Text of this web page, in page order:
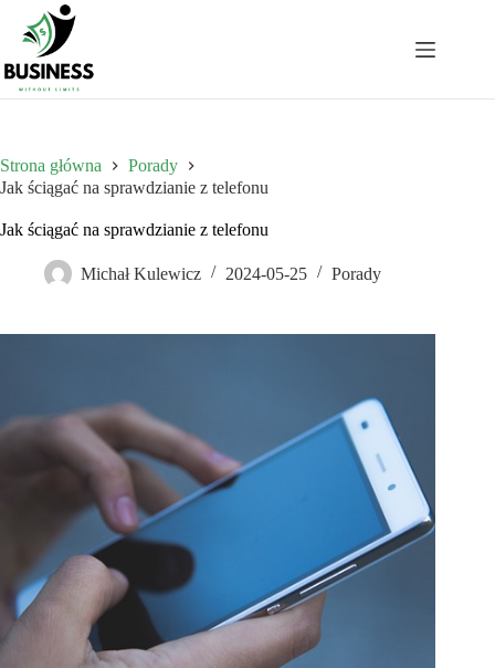
Przejdź
treści
Strona główna
Porady
Jak ściągać na sprawdzianie z telefonu
Jak ściągać na sprawdzianie z telefonu
Michał Kulewicz 2024-05-25 Porady